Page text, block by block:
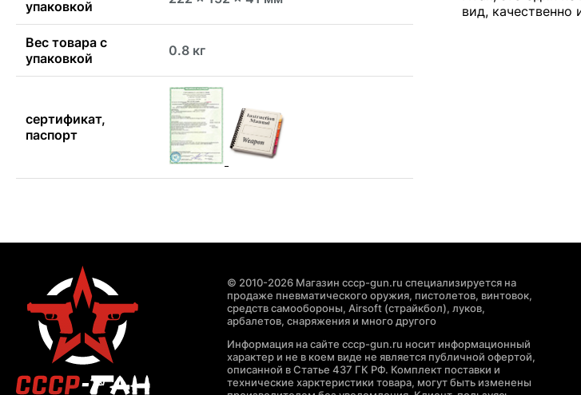
упаковкой
Вес товара с
упаковкой
0.8 кг
сертификат,
паспорт
вид, качественно
© 2010-2026 Магазин cccp-gun.ru специализируется на
продаже пневматического оружия, пистолетов, винтовок,
средств самообороны, Airsoft (страйкбол), луков,
арбалетов, снаряжения и много другого
Информация на сайте cccp-gun.ru носит информационный
характер и не в коем виде не является публичной офертой,
описанной в Статье 437 ГК РФ. Комплект поставки и
технические харктеристики товара, могут быть изменены